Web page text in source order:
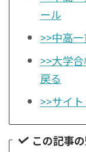
ール
>>中高
>>大学
戻る
>>サイ
この記事